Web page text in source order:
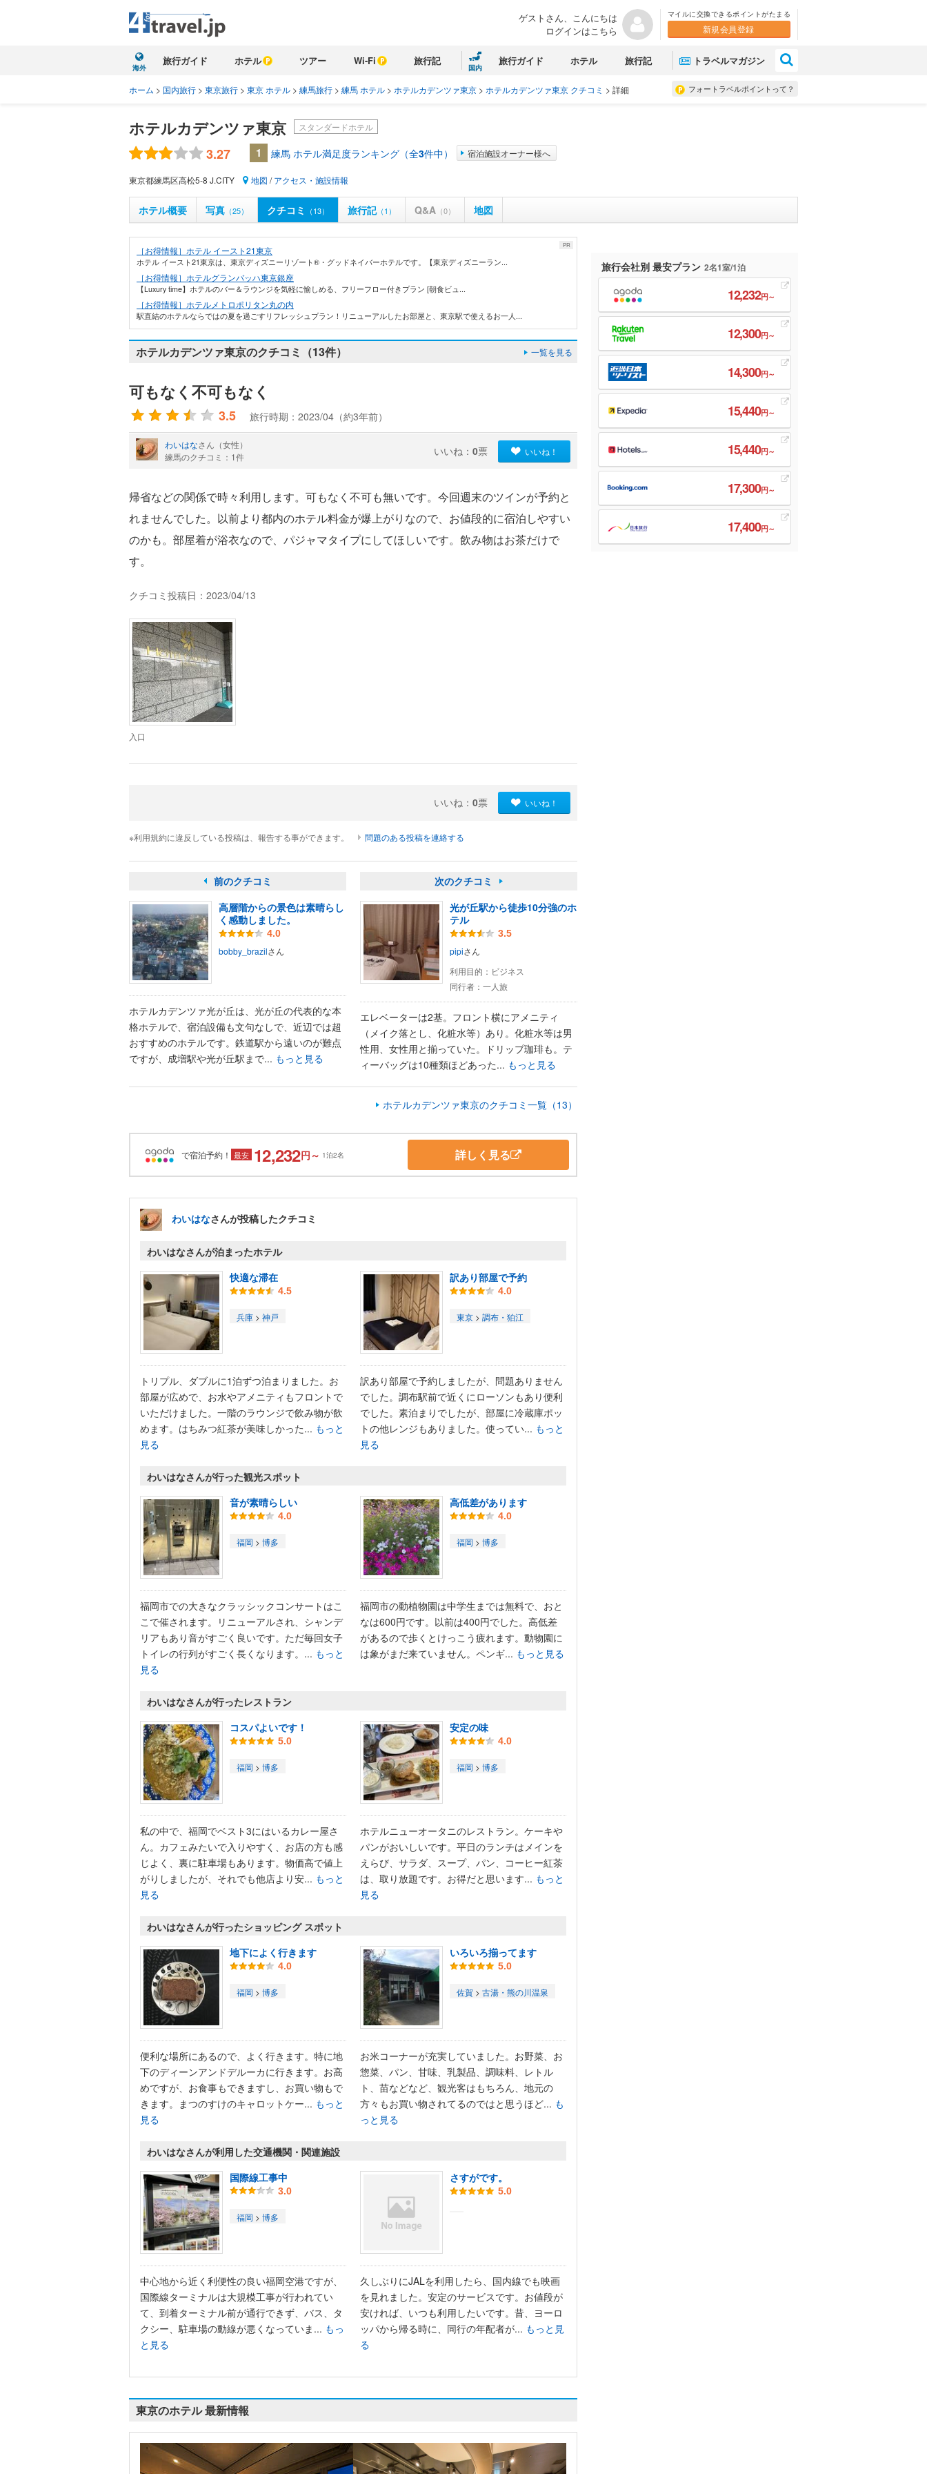
ゲストさん、こんにちは
ログインはこちら
マイルに交換できるポイントがたまる
新規会員登録
海外
旅行ガイド ホテル ツアー Wi-Fi 旅行記
国内
旅行ガイド ホテル 旅行記 トラベルマガジン
フォートラベルポイントって？
ホーム > 国内旅行 > 東京旅行 > 東京 ホテル > 練馬旅行 > 練馬 ホテル > ホテルカデンツァ東京 > ホテルカデンツァ東京 クチコミ > 詳細
ホテルカデンツァ東京 スタンダードホテル
3.27 1 練馬 ホテル満足度ランキング（全3件中） 宿泊施設オーナー様へ
東京都練馬区高松5-8 J.CITY 地図 /アクセス・施設情報
ホテル概要 写真 （25） クチコミ （13） 旅行記（1） Q&A （0） 地図
PR
［お得情報］ホテル イースト21東京
ホテル イースト21東京は、東京ディズニーリゾート®・グッドネイバーホテルです。【東京ディズニーラン...
［お得情報］ホテルグランバッハ東京銀座
【Luxury time】ホテルのバー＆ラウンジを気軽に愉しめる、フリーフロー付きプラン [朝食ビュ...
［お得情報］ホテルメトロポリタン丸の内
駅直結のホテルならではの夏を過ごすリフレッシュプラン！リニューアルしたお部屋と、東京駅で使えるお一人...
ホテルカデンツァ東京のクチコミ（13件） 一覧を見る
可もなく不可もなく
3.5 旅行時期：2023/04（約3年前）
わいはなさん（女性）
練馬のクチコミ：1件
いいね： 0票 いいね！
帰省などの関係で時々利用します。可もなく不可も無いです。今回週末のツインが予約と
れませんでした。以前より都内のホテル料金が爆上がりなので、お値段的に宿泊しやすい
のかも。部屋着が浴衣なので、パジャマタイプにしてほしいです。飲み物はお茶だけで
す。
クチコミ投稿日：2023/04/13
入口
いいね： 0票 いいね！
※利用規約に違反している投稿は、報告する事ができます。 問題のある投稿を連絡する
前のクチコミ
高層階からの景色は素晴らし
く感動しました。
4.0
bobby_brazilさん
ホテルカデンツァ光が丘は、光が丘の代表的な本
格ホテルで、宿泊設備も文句なしで、近辺では超
おすすめのホテルです。鉄道駅から遠いのが難点
ですが、成増駅や光が丘駅まで... もっと見る
次のクチコミ
光が丘駅から徒歩10分強のホ
テル
3.5
pipiさん
利用目的： ビジネス
同行者： 一人旅
エレベーターは2基。フロント横にアメニティ
（メイク落とし、化粧水等）あり。化粧水等は男
性用、女性用と揃っていた。ドリップ珈琲も。テ
ィーバッグは10種類ほどあった... もっと見る
ホテルカデンツァ東京のクチコミ一覧（13）
で宿泊予約！ 最安 12,232円～ 1泊2名 詳しく見る
わいはなさんが投稿したクチコミ
わいはなさんが泊まったホテル
快適な滞在
4.5
兵庫 > 神戸
トリプル、ダブルに1泊ずつ泊まりました。お
部屋が広めで、お水やアメニティもフロントで
いただけました。一階のラウンジで飲み物が飲
めます。はちみつ紅茶が美味しかった... もっと
見る
訳あり部屋で予約
4.0
東京 > 調布・狛江
訳あり部屋で予約しましたが、問題ありません
でした。調布駅前で近くにローソンもあり便利
でした。素泊まりでしたが、部屋に冷蔵庫ポッ
トの他レンジもありました。使ってい... もっと
見る
わいはなさんが行った観光スポット
音が素晴らしい
4.0
福岡 > 博多
福岡市での大きなクラッシックコンサートはこ
こで催されます。リニューアルされ、シャンデ
リアもあり音がすごく良いです。ただ毎回女子
トイレの行列がすごく長くなります。... もっと
見る
高低差があります
4.0
福岡 > 博多
福岡市の動植物園は中学生までは無料で、おと
なは600円です。以前は400円でした。高低差
があるので歩くとけっこう疲れます。動物園に
は象がまだ来ていません。ペンギ... もっと見る
わいはなさんが行ったレストラン
コスパよいです！
5.0
福岡 > 博多
私の中で、福岡でベスト3にはいるカレー屋さ
ん。カフェみたいで入りやすく、お店の方も感
じよく、裏に駐車場もあります。物価高で値上
がりしましたが、それでも他店より安... もっと
見る
安定の味
4.0
福岡 > 博多
ホテルニューオータニのレストラン。ケーキや
パンがおいしいです。平日のランチはメインを
えらび、サラダ、スープ、パン、コーヒー紅茶
は、取り放題です。お得だと思います... もっと
見る
わいはなさんが行ったショッピング スポット
地下によく行きます
4.0
福岡 > 博多
便利な場所にあるので、よく行きます。特に地
下のディーンアンドデルーカに行きます。お高
めですが、お食事もできますし、お買い物もで
きます。まつのすけのキャロットケー... もっと
見る
いろいろ揃ってます
5.0
佐賀 > 古湯・熊の川温泉
お米コーナーが充実していました。お野菜、お
惣菜、パン、甘味、乳製品、調味料、レトル
ト、苗などなど、観光客はもちろん、地元の
方々もお買い物されてるのではと思うほど... も
っと見る
わいはなさんが利用した交通機関・関連施設
国際線工事中
3.0
福岡 > 博多
中心地から近く利便性の良い福岡空港ですが、
国際線ターミナルは大規模工事が行われてい
て、到着ターミナル前が通行できず、バス、タ
クシー、駐車場の動線が悪くなっていま... もっ
と見る
さすがです。
5.0
久しぶりにJALを利用したら、国内線でも映画
を見れました。安定のサービスです。お値段が
安ければ、いつも利用したいです。昔、ヨーロ
ッパから帰る時に、同行の年配者が... もっと見
る
東京のホテル 最新情報
旅行会社別 最安プラン 2名1室/1泊
12,232円～
12,300円～
14,300円～
15,440円～
15,440円～
17,300円～
17,400円～